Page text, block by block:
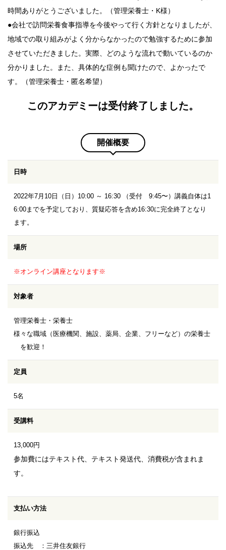
時間ありがとうございました。（管理栄養士・K様）
●会社で訪問栄養食事指導を今後やって行く方針となりましたが、
地域での取り組みがよく分からなかったので勉強するために参加
させていただきました。実際、どのような流れで動いているのか
分かりました。また、具体的な症例も聞けたので、よかったで
す。（管理栄養士・匿名希望）
このアカデミーは受付終了しました。
開催概要
日時
2022年7月10日（日）10:00 ～ 16:30 （受付 9:45〜）講義自体は1
6:00までを予定しており、質疑応答を含め16:30に完全終了となり
ます。
場所
※オンライン講座となります※
対象者
管理栄養士・栄養士
様々な職域（医療機関、施設、薬局、企業、フリーなど）の栄養士
を歓迎！
定員
5名
受講料
13,000円
参加費にはテキスト代、テキスト発送代、消費税が含まれま
す。
支払い方法
銀行振込
振込先 ：三井住友銀行